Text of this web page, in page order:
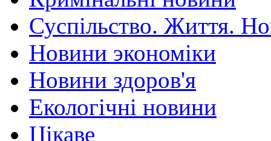
Суспільство. Життя.
Новини экономіки
Новини здоров'я
Екологічні новини
Цікаве